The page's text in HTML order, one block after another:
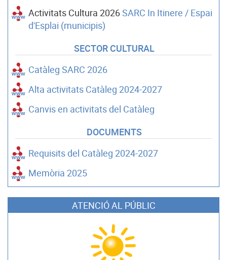
Activitats Cultura 2026SARC In Itinere / Espai
d'Esplai (municipis)
SECTOR CULTURAL
Catàleg SARC 2026
Alta activitats Catàleg 2024-2027
Canvis en activitats del Catàleg
DOCUMENTS
Requisits del Catàleg 2024-2027
Memòria 2025
ATENCIÓ AL PÚBLIC